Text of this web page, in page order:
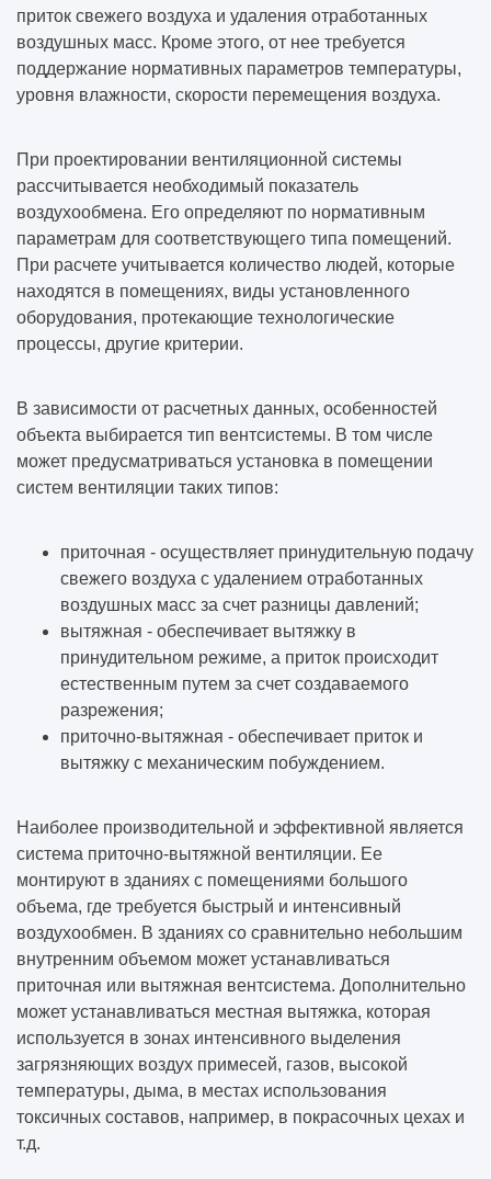
приток свежего воздуха и удаления отработанных
воздушных масс. Кроме этого, от нее требуется
поддержание нормативных параметров температуры,
уровня влажности, скорости перемещения воздуха.
При проектировании вентиляционной системы
рассчитывается необходимый показатель
воздухообмена. Его определяют по нормативным
параметрам для соответствующего типа помещений.
При расчете учитывается количество людей, которые
находятся в помещениях, виды установленного
оборудования, протекающие технологические
процессы, другие критерии.
В зависимости от расчетных данных, особенностей
объекта выбирается тип вентсистемы. В том числе
может предусматриваться установка в помещении
систем вентиляции таких типов:
приточная - осуществляет принудительную подачу
свежего воздуха с удалением отработанных
воздушных масс за счет разницы давлений;
вытяжная - обеспечивает вытяжку в
принудительном режиме, а приток происходит
естественным путем за счет создаваемого
разрежения;
приточно-вытяжная - обеспечивает приток и
вытяжку с механическим побуждением.
Наиболее производительной и эффективной является
система приточно-вытяжной вентиляции. Ее
монтируют в зданиях с помещениями большого
объема, где требуется быстрый и интенсивный
воздухообмен. В зданиях со сравнительно небольшим
внутренним объемом может устанавливаться
приточная или вытяжная вентсистема. Дополнительно
может устанавливаться местная вытяжка, которая
используется в зонах интенсивного выделения
загрязняющих воздух примесей, газов, высокой
температуры, дыма, в местах использования
токсичных составов, например, в покрасочных цехах и
т.д.